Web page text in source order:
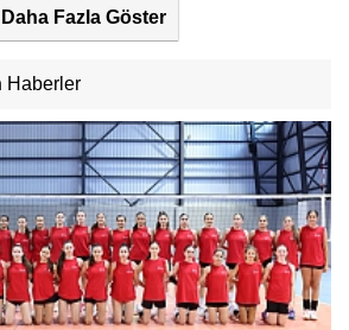
Daha Fazla Göster
Haberler